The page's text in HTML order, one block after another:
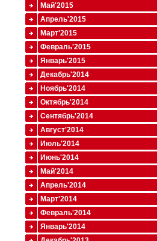
Май'2015
Апрель'2015
Март'2015
Февраль'2015
Январь'2015
Декабрь'2014
Ноябрь'2014
Октябрь'2014
Сентябрь'2014
Август'2014
Июль'2014
Июнь'2014
Май'2014
Апрель'2014
Март'2014
Февраль'2014
Январь'2014